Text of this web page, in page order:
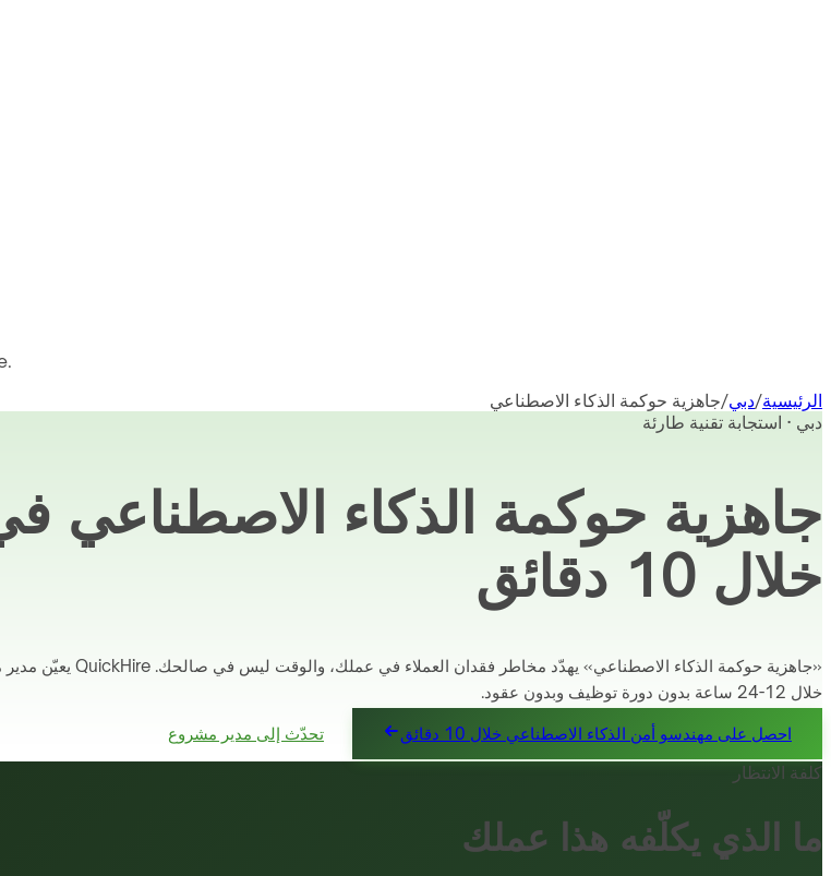
الرئيسية/دبي/جاهزية حوكمة الذكاء الاصطناعي
دبي · استجابة تقنية طارئة
جاهزية حوكمة الذكاء الاصطناعي
خلال 10 دقائق
خلال 12-24 ساعة بدون دورة توظيف وبدون عقود.
احصل على مهندسو أمن الذكاء الاصطناعي خلال 10 دقائق
تحدّث إلى مدير مشروع
كلفة الانتظار
ما الذي يكلّفه هذا عملك